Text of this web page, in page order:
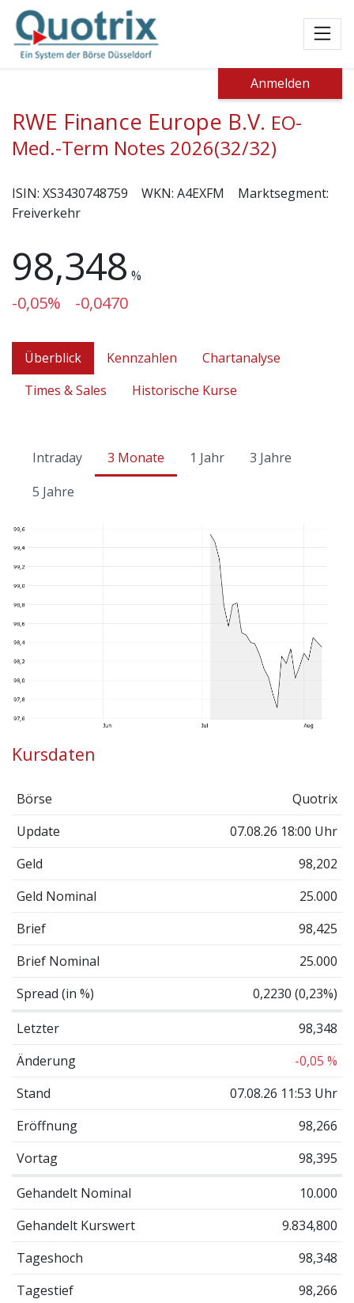
Anmelden
RWE Finance Europe B.V. EO-
Med.-Term Notes 2026(32/32)
ISIN: XS3430748759 WKN: A4EXFM
Marktsegment:
Freiverkehr
98,348 %
-0,05% -0,0470
Überblick Kennzahlen
Chartanalyse
Times & Sales
Historische Kurse
Intraday 3 Monate 1 Jahr
3 Jahre
5 Jahre
Kursdaten
Börse
Quotrix
Update
07.08.26 18:00 Uhr
Geld
98,202
Geld Nominal
25.000
Brief
98,425
Brief Nominal
25.000
Spread (in %)
0,2230 (0,23%)
Letzter
98,348
Änderung
-0,05 %
Stand
07.08.26 11:53 Uhr
Eröffnung
98,266
Vortag
98,395
Gehandelt Nominal
10.000
Gehandelt Kurswert
9.834,800
Tageshoch
98,348
Tagestief
98,266